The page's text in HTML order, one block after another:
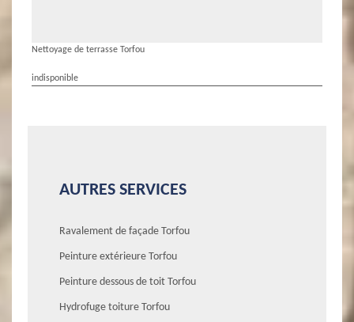
Nettoyage de terrasse Torfou
indisponible
AUTRES SERVICES
Ravalement de façade Torfou
Peinture extérieure Torfou
Peinture dessous de toit Torfou
Hydrofuge toiture Torfou